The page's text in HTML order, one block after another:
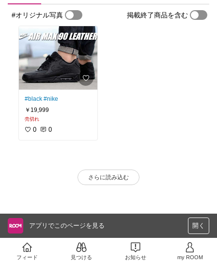
#オリジナル写真 掲載終了商品を含む
#black #nike
￥19,999
売切れ
0 0
さらに読み込む
アプリでこのページを見る 開く
フィード 見つける お知らせ my ROOM